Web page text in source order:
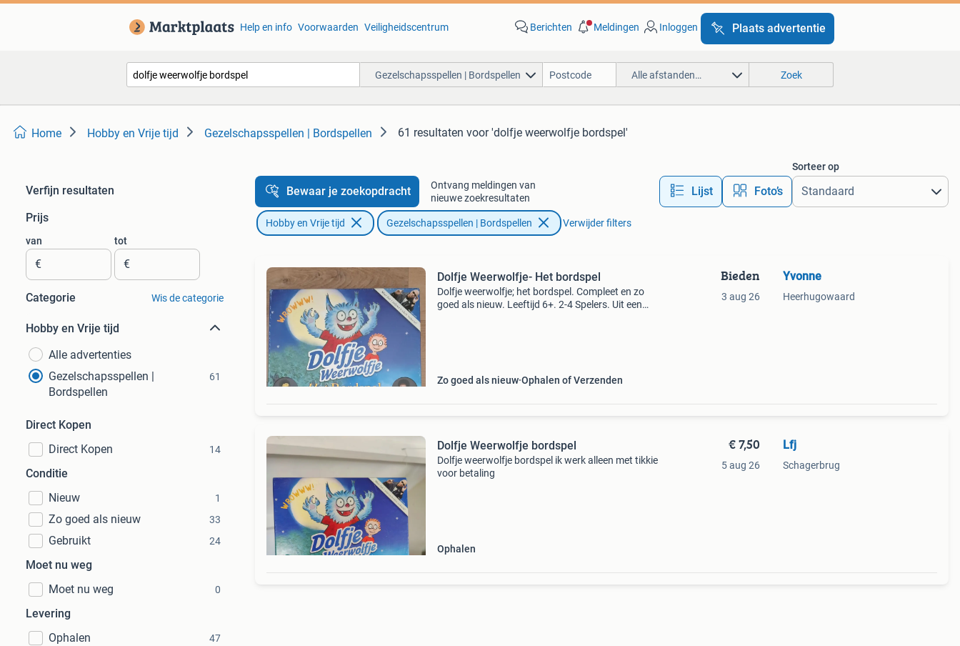
Help en info Voorwaarden Veiligheidscentrum Berichten Meldingen Inloggen Plaats advertentie
Gezelschapsspellen | Bordspellen Alle afstanden… Zoek
Home Hobby en Vrije tijd Gezelschapsspellen | Bordspellen 61 resultaten voor 'dolfje weerwolfje bordspel'
Verfijn resultaten
Prijs
van
€
tot
€
Categorie Wis de categorie
Hobby en Vrije tijd
Alle advertenties
Gezelschapsspellen |
Bordspellen
61
Direct Kopen
Direct Kopen
14
Conditie
Nieuw
1
Zo goed als nieuw 33
Gebruikt 24
Moet nu weg
Moet nu weg
0
Levering
Ophalen
47
Bewaar je zoekopdracht
Ontvang meldingen van
nieuwe zoekresultaten
Lijst Foto’s
Sorteer op
Hobby en Vrije tijd Gezelschapsspellen | Bordspellen Verwijder filters
Dolfje Weerwolfje- Het bordspel
Dolfje weerwolfje; het bordspel. Compleet en zo
goed als nieuw. Leeftijd 6+. 2-4 Spelers. Uit een
Zo goed als nieuw Ophalen of Verzenden
Bieden
3 aug 26
Yvonne
Heerhugowaard
Dolfje Weerwolfje bordspel
Dolfje weerwolfje bordspel ik werk alleen met tikkie
voor betaling
Ophalen
€ 7,50
5 aug 26
Lfj
Schagerbrug